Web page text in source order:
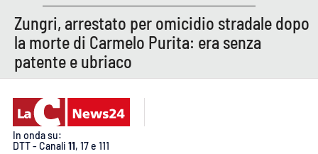
Zungri, arrestato per omicidio stradale dopo
la morte di Carmelo Purita: era senza
patente e ubriaco
In onda su:
DTT - Canali 11, 17 e 111